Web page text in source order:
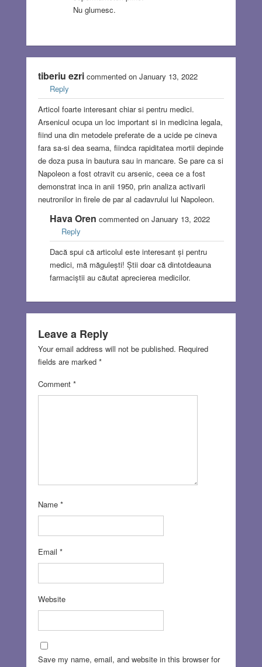
Nu glumesc.
tiberiu ezricommented on January 13, 2022
Reply
Articol foarte interesant chiar si pentru medici.
Arsenicul ocupa un loc important si in medicina legala,
fiind una din metodele preferate de a ucide pe cineva
fara sa-si dea seama, fiindca rapiditatea mortii depinde
de doza pusa in bautura sau in mancare. Se pare ca si
Napoleon a fost otravit cu arsenic, ceea ce a fost
demonstrat inca in anii 1950, prin analiza activarii
neutronilor in firele de par al cadavrului lui Napoleon.
Hava Oren commented on January 13, 2022
Reply
Dacă spui că articolul este interesant și pentru
medici, mă măgulești! Știi doar că dintotdeauna
farmaciștii au căutat aprecierea medicilor.
Leave a Reply
Your email address will not be published. Required
fields are marked *
Comment *
Name *
Email *
Website
Save my name, email, and website in this browser for